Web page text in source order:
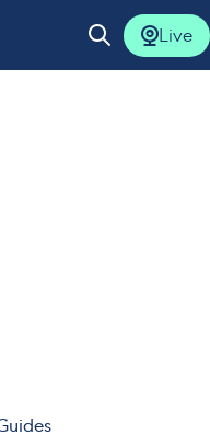
Ouvrir la
Live